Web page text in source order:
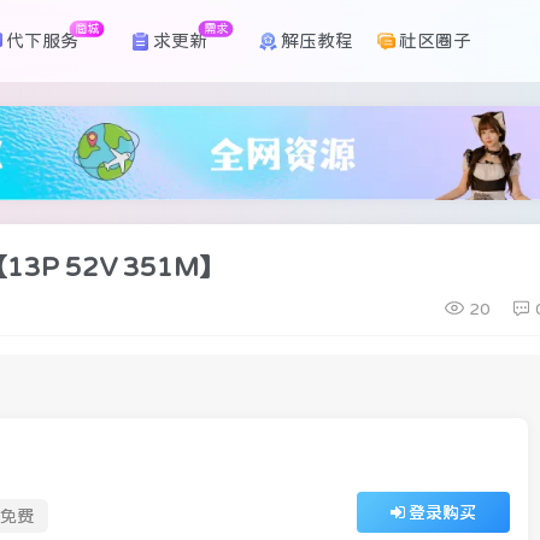
代下服务
商城
求更新
需求
解压教程 社区圈子
52V 351M】
20
免费 登录购买